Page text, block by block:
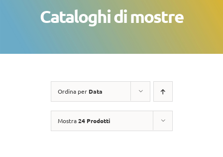
Cataloghi di mostre
Ordina per Data
Mostra24 Prodotti